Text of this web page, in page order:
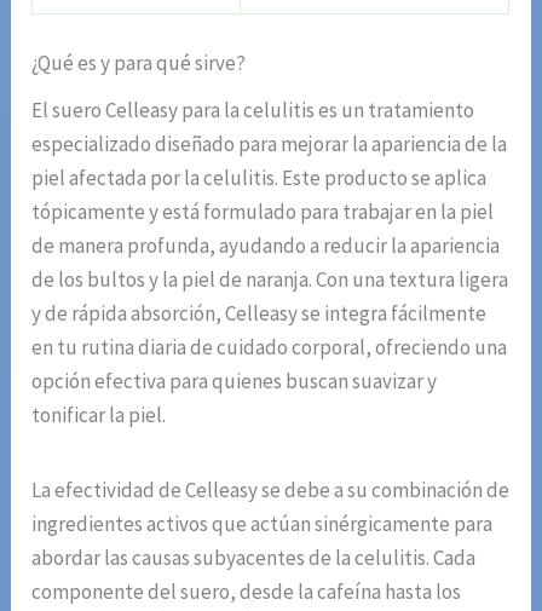
¿Qué es y para qué sirve?
El suero Celleasy para la celulitis es un tratamiento
especializado diseñado para mejorar la apariencia de la
piel afectada por la celulitis. Este producto se aplica
tópicamente y está formulado para trabajar en la piel
de manera profunda, ayudando a reducir la apariencia
de los bultos y la piel de naranja. Con una textura ligera
y de rápida absorción, Celleasy se integra fácilmente
en tu rutina diaria de cuidado corporal, ofreciendo una
opción efectiva para quienes buscan suavizar y
tonificar la piel.
La efectividad de Celleasy se debe a su combinación de
ingredientes activos que actúan sinérgicamente para
abordar las causas subyacentes de la celulitis. Cada
componente del suero, desde la cafeína hasta los